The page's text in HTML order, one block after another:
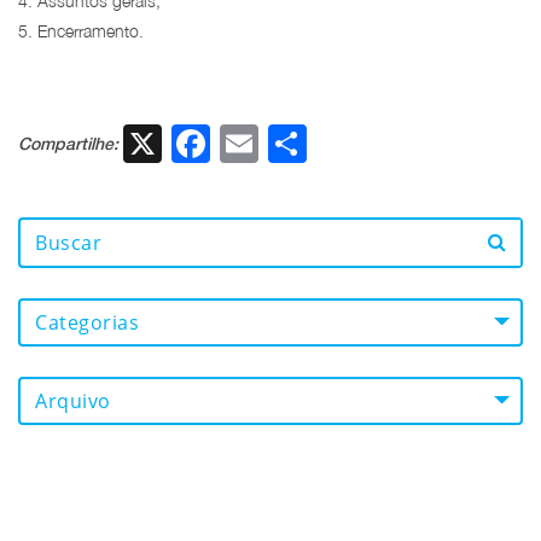
5. Encerramento.
Compartilhe: X Facebook
Email
Categorias
Arquivo